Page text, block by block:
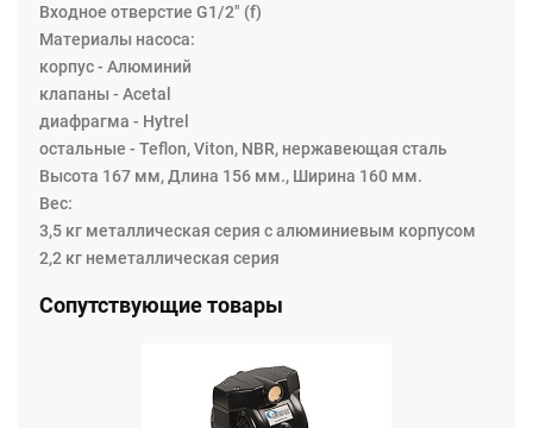
Входное отверстие G1/2" (f)
Материалы насоса:
корпус - Алюминий
клапаны - Acetal
диафрагма - Hytrel
остальные - Teflon, Viton, NBR, нержавеющая сталь
Высота 167 мм, Длина 156 мм., Ширина 160 мм.
Вес:
3,5 кг металлическая серия с алюминиевым корпусом
2,2 кг неметаллическая серия
Сопутствующие товары